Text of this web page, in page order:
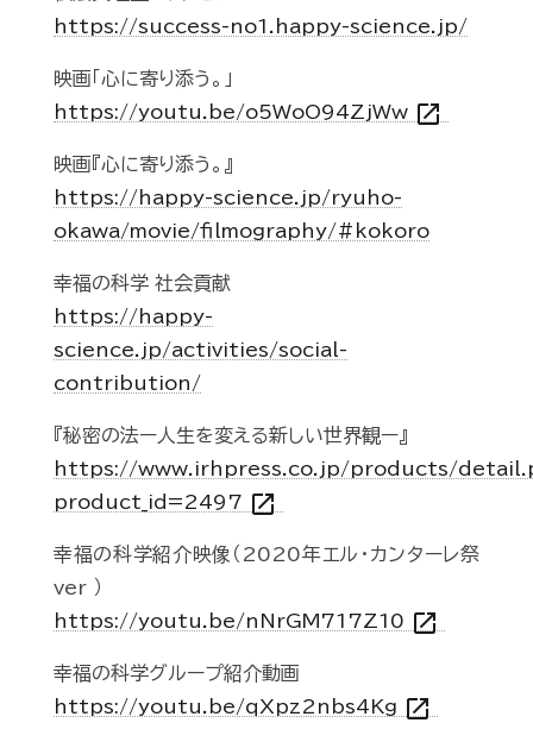
https://success-no1.happy-science.jp/
映画「心に寄り添う。」
https://youtu.be/o5WoO94ZjWw open_in_new
映画『心に寄り添う。』
https://happy-science.jp/ryuho-
okawa/movie/filmography/#kokoro
幸福の科学 社会貢献
https://happy-
science.jp/activities/social-
contribution/
『秘密の法ー人生を変える新しい世界観ー』
https://www.irhpress.co.jp/products/
product_id=2497 open_in_new
幸福の科学紹介映像（2020年エル・カンターレ祭
ver ）
https://youtu.be/nNrGM717Z10 open_in_new
幸福の科学グループ紹介動画
https://youtu.be/qXpz2nbs4Kg open_in_new